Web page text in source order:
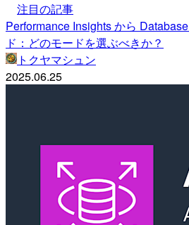
注目の記事
Performance Insights から
ド：どのモードを選ぶべきか？
トクヤマシュン
2025.06.25